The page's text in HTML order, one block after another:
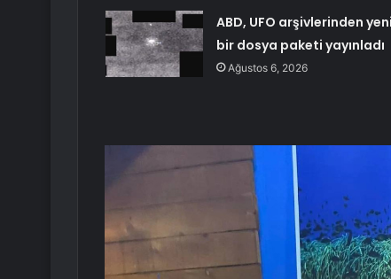
ABD, UFO arşivlerinden yeni
bir dosya paketi yayınladı
Ağustos 6, 2026